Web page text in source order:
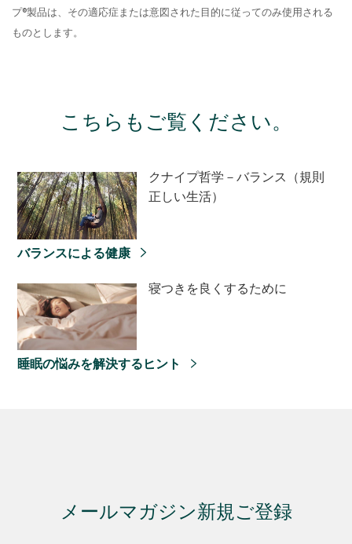
プ®製品は、その適応症または意図された目的に従ってのみ使用される
ものとします。
こちらもご覧ください。
クナイプ哲学－バランス（規則
正しい生活）
バランスによる健康
寝つきを良くするために
睡眠の悩みを解決するヒント
メールマガジン新規ご登録